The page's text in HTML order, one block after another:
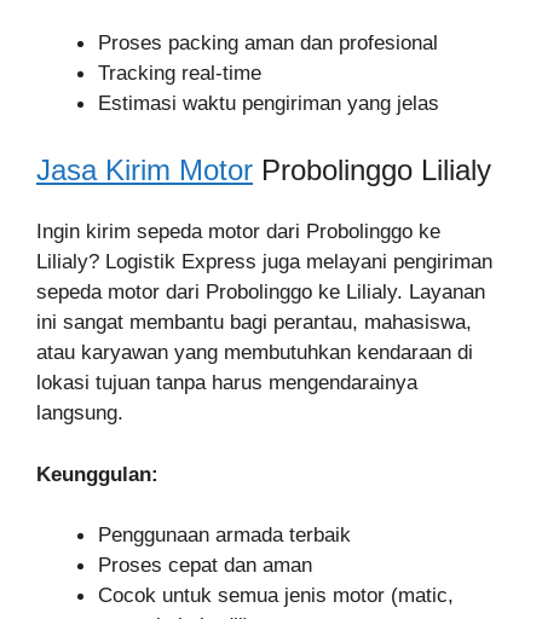
Proses packing aman dan profesional
Tracking real-time
Estimasi waktu pengiriman yang jelas
Jasa Kirim Motor Probolinggo Lilialy
Ingin kirim sepeda motor dari Probolinggo ke
Lilialy? Logistik Express juga melayani pengiriman
sepeda motor dari Probolinggo ke Lilialy. Layanan
ini sangat membantu bagi perantau, mahasiswa,
atau karyawan yang membutuhkan kendaraan di
lokasi tujuan tanpa harus mengendarainya
langsung.
Keunggulan:
Penggunaan armada terbaik
Proses cepat dan aman
Cocok untuk semua jenis motor (matic,